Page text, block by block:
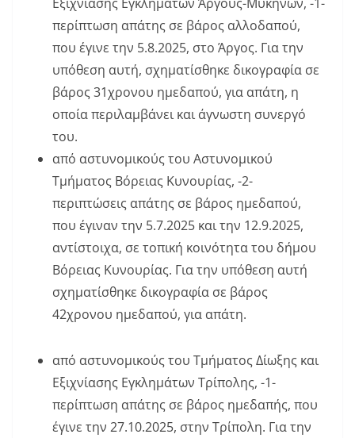
περίπτωση απάτης σε βάρος αλλοδαπού,
που έγινε την 5.8.2025, στο Άργος. Για την
υπόθεση αυτή, σχηματίσθηκε δικογραφία σε
βάρος 31χρονου ημεδαπού, για απάτη, η
οποία περιλαμβάνει και άγνωστη συνεργό
του.
από αστυνομικούς του Αστυνομικού
Τμήματος Βόρειας Κυνουρίας, -2-
περιπτώσεις απάτης σε βάρος ημεδαπού,
που έγιναν την 5.7.2025 και την 12.9.2025,
αντίστοιχα, σε τοπική κοινότητα του δήμου
Βόρειας Κυνουρίας. Για την υπόθεση αυτή
σχηματίσθηκε δικογραφία σε βάρος
42χρονου ημεδαπού, για απάτη.
από αστυνομικούς του Τμήματος Δίωξης και
Εξιχνίασης Εγκλημάτων Τρίπολης, -1-
περίπτωση απάτης σε βάρος ημεδαπής, που
έγινε την 27.10.2025, στην Τρίπολη. Για την